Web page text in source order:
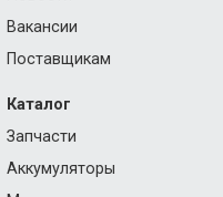
Вакансии
Поставщикам
Каталог
Запчасти
Аккумуляторы